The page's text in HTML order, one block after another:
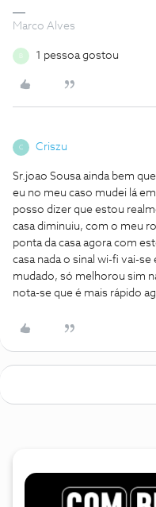
Marco Alves
1 pessoa gostou
C Criszu
Sr.joao Sousa ainda bem
eu no meu caso mudei lá
posso dizer que estou
casa diminuiu, com o meu
ponta da casa agora com
casa nada o sinal wi-fi vai-
mudado, só melhorou sim
nota-se que é mais rápido